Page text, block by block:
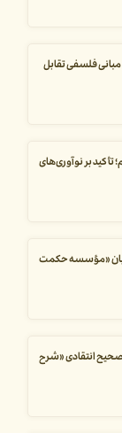
فلسفی تقابل
تأکید بر نوآوری‌های
«مؤسسه حکمت
انتقادی «شرح